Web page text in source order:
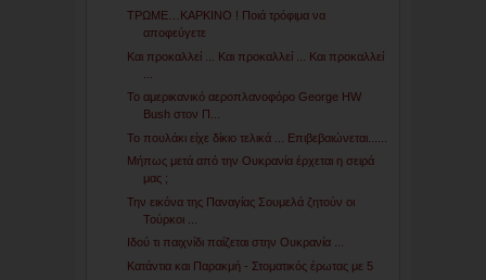
ΤΡΩΜΕ…ΚΑΡΚΙΝΟ ! Ποιά τρόφιμα να
αποφεύγετε
Και προκαλλεί ... Και προκαλλεί ... Και προκαλλεί
Το αμερικανικό αεροπλανοφόρο George HW
Bush στον Π...
Το πουλάκι είχε δίκιο τελικά ... Επιβεβαιώνεται......
Μήπως μετά από την Ουκρανία έρχεται η σειρά
μας ;
Την εικόνα της Παναγίας Σουμελά ζητούν οι
Τούρκοι ...
Ιδού τι παιχνίδι παίζεται στην Ουκρανία ...
Κατάντια και Παρακμή - Στοματικός έρωτας με 5